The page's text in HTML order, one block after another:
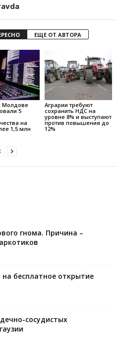
ЕЩЕ ОТ АВТОРА
Молдове
5
на
1,5 млн
Аграрии требуют
сохранить НДС на
уровне 8% и выступают
против повышения до
12%
гнома. Причина –
бесплатное открытие
сосудистых